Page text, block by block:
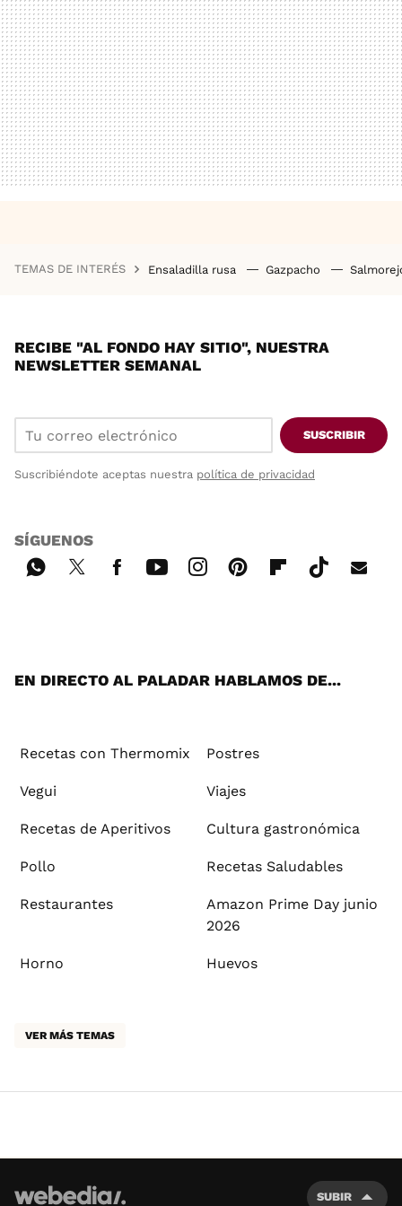
TEMAS DE INTERÉS Ensaladilla rusa Gazpacho
RECIBE "AL FONDO HAY SITIO", NUESTRA
NEWSLETTER SEMANAL
SUSCRIBIR
Suscribiéndote aceptas nuestra política de privacidad
SÍGUENOS
EN DIRECTO AL PALADAR HABLAMOS DE...
Recetas con Thermomix Postres
Vegui Viajes
Recetas de Aperitivos Cultura gastronómica
Pollo Recetas Saludables
Restaurantes
Amazon Prime Day junio
2026
Horno Huevos
VER MÁS TEMAS
SUBIR